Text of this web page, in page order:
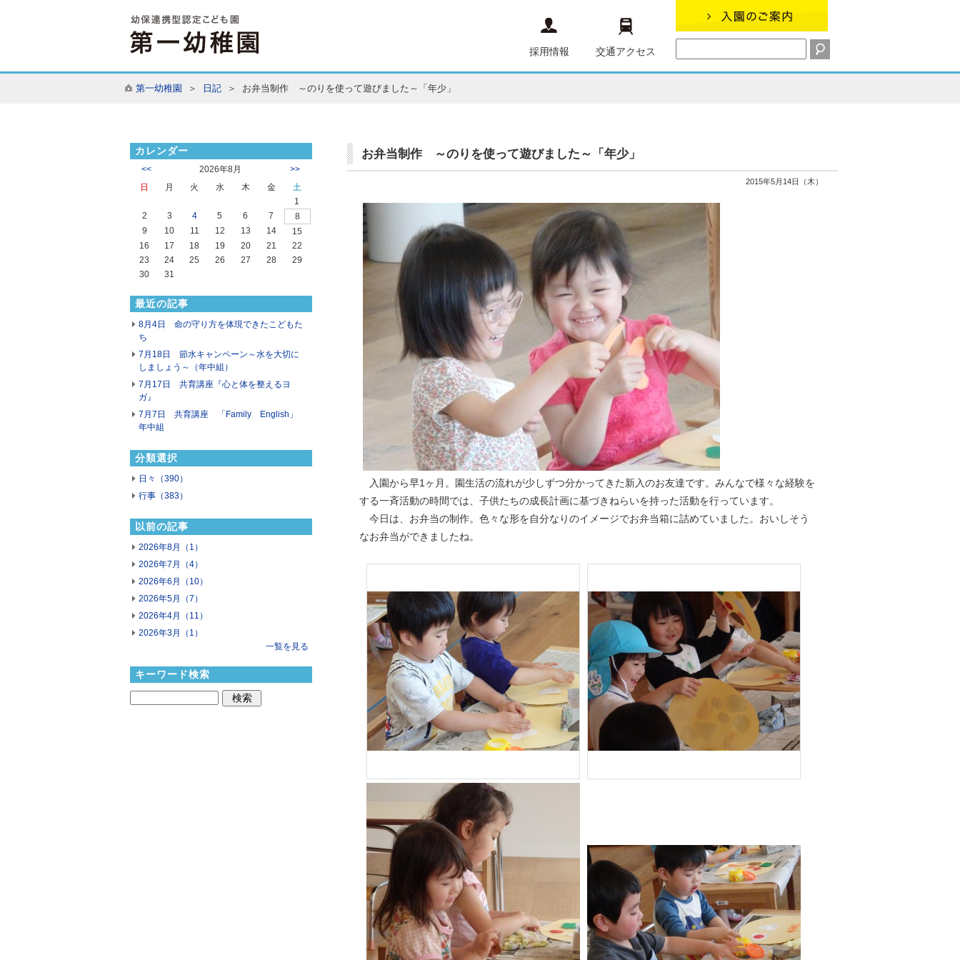
採用情報 交通アクセス
第一幼稚園 ＞ 日記＞ お弁当制作 ～のりを使って遊びました～「年少」
カレンダー
<< 2026年8月 >>
日 月 火 水 木 金
土
1
2
3 4 5 6 7
8
9
10 11 12 13 14
15
16
17 18 19 20 21
22
23
24 25 26 27 28
29
30
31
最近の記事
8月4日 命の守り方を体現できたこどもた
ち
7月18日 節水キャンペーン～水を大切に
しましょう～（年中組）
7月17日 共育講座『心と体を整えるヨ
ガ』
7月7日 共育講座 「Family English」
年中組
分類選択
日々（390）
行事（383）
以前の記事
2026年8月（1）
2026年7月（4）
2026年6月（10）
2026年5月（7）
2026年4月（11）
2026年3月（1）
一覧を見る
キーワード検索
お弁当制作 ～のりを使って遊びました～「年少」
2015年5月14日（木）
入園から早1ヶ月。園生活の流れが少しずつ分かってきた新入のお友達です。みんなで様々な経験を
する一斉活動の時間では、子供たちの成長計画に基づきねらいを持った活動を行っています。
今日は、お弁当の制作。色々な形を自分なりのイメージでお弁当箱に詰めていました。おいしそう
なお弁当ができましたね。